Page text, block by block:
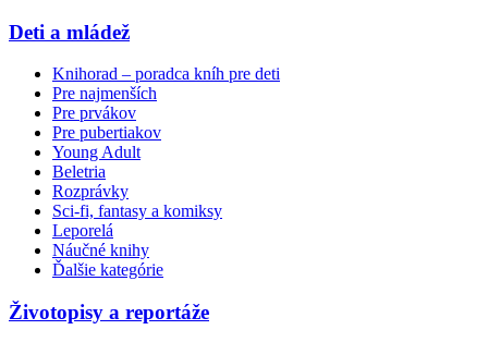
Deti a mládež
Knihorad – poradca kníh pre deti
Pre najmenších
Pre prvákov
Pre pubertiakov
Young Adult
Beletria
Rozprávky
Sci-fi, fantasy a komiksy
Leporelá
Náučné knihy
Ďalšie kategórie
Životopisy a reportáže